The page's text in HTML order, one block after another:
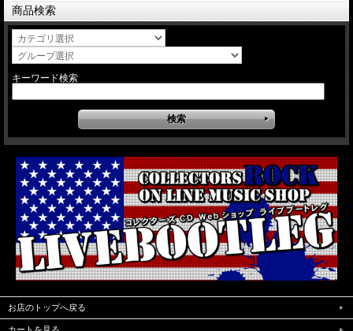
商品検索
キーワード検索
お店のトップへ戻る